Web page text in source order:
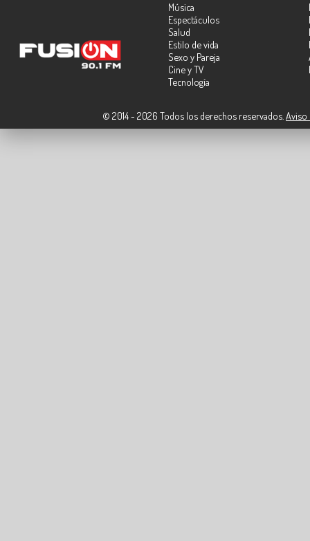
Música
Espectáculos
Salud
Estilo de vida
Sexo y Pareja
Cine y TV
Tecnología
© 2014 - 2026 Todos los derechos reservados. Aviso